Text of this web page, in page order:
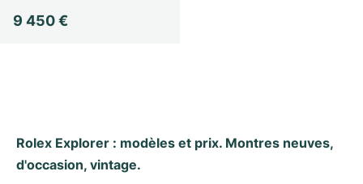
9 450 €
Rolex Explorer : modèles et prix. Montres neuves,
d'occasion, vintage.